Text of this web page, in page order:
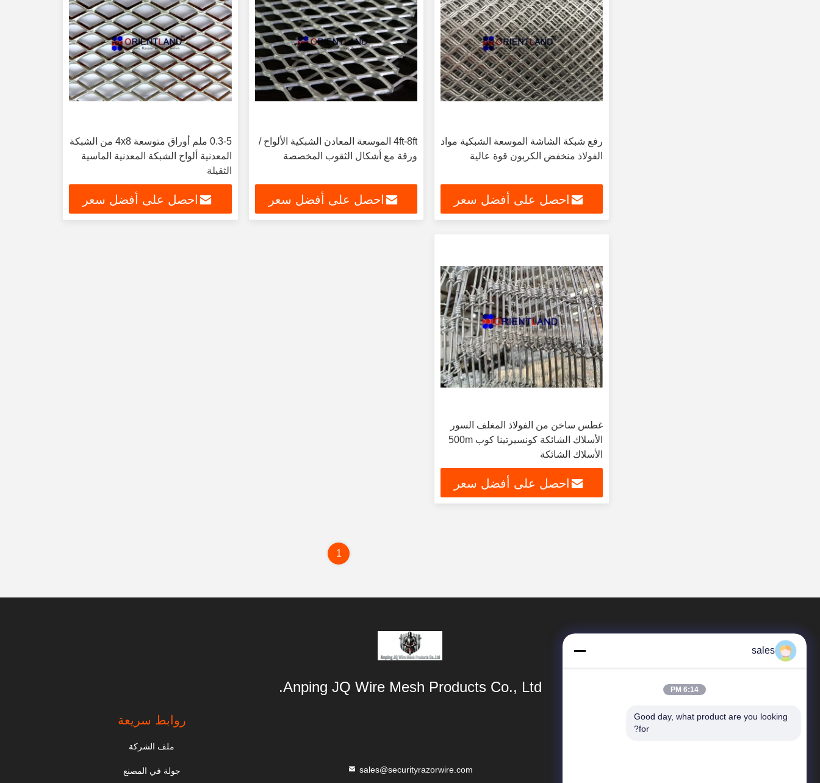
رفع شبكة الشاشة الموسعة الشبكية مواد
الفولاذ منخفض الكربون قوة عالية
احصل على أفضل سعر
4ft-8ft الموسعة المعادن الشبكية الألواح /
ورقة مع أشكال الثقوب المخصصة
احصل على أفضل سعر
0.3-5 ملم أوراق متوسعة 4x8 من الشبكة
المعدنية ألواح الشبكة المعدنية الماسية
الثقيلة
احصل على أفضل سعر
غطس ساخن من الفولاذ المغلف السور
الأسلاك الشائكة كونسيرتينا كوب 500m
الأسلاك الشائكة
احصل على أفضل سعر
1
Anping JQ Wire Mesh Products Co., Ltd.
المنتجات
sales@securityrazorwire.com
روابط سريعة
ملف الشركة
جولة في المصنع
sales
6:14 PM
Good day, what product are you looking
for?